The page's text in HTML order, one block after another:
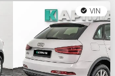
VIN